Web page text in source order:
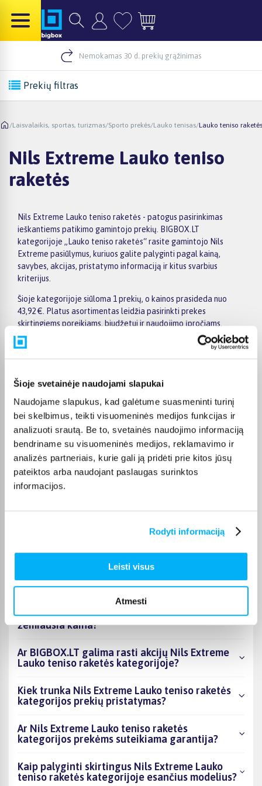
Šioje svetainėje naudojami slapukai
Naudojame slapukus, kad galėtume suasmeninti turinį
bei skelbimus, teikti visuomeninės medijos funkcijas ir
analizuoti srautą. Be to, svetainės naudojimo informaciją
bendriname su visuomeninės medijos, reklamavimo ir
analizės partneriais, kurie gali ją pridėti prie kitos jūsų
pateiktos arba naudojant paslaugas surinktos
informacijos.
Rodyti informaciją
Leisti visus
Atmesti
Nemokamas 30 d. prekių grąžinimas
Prekių filtras
/Laisvalaikis, sportas, turizmas/Sporto prekės/Lauko tenisas/Lauko teniso raketės
Nils Extreme Lauko teniso
raketės
Nils Extreme Lauko teniso raketės - patogus pasirinkimas
ieškantiems patikimo gamintojo prekių. BIGBOX.LT
kategorijoje „Lauko teniso raketės“ rasite gamintojo Nils
Extreme pasiūlymus, kuriuos galite palyginti pagal kainą,
savybes, akcijas, pristatymo informaciją ir kitus svarbius
kriterijus.
Šioje kategorijoje siūloma 1 prekių, o kainos prasideda nuo
43,92 €. Platus asortimentas leidžia pasirinkti prekes
skirtingiems poreikiams, biudžetui ir naudojimo įpročiams.
Renkantis verta įvertinti ne tik kainą, bet ir pagrindines
savybes, funkcionalumą, komplektaciją, garantijos sąlygas bei
taikomus specialius pasiūlymus.
Puslapyje esantys filtrai padeda greičiau atrasti aktualius
tarpusavyje. Atsižvelkite į jums svarbiausius kriterijus,
pristatymo informaciją ir prekės aprašymą, kad galėtumėte
priimti patogų ir apgalvotą sprendimą.
Palyginkite Nils Extreme prekes BIGBOX.LT ir išsirinkite
tinkamiausią variantą internetu.
Kokie Nils Extreme Lauko teniso raketės
kategorijoje esantys produktai šiuo metu
Kiek prekių yra Nils Extreme Lauko teniso
raketės kategorijos asortimente ir kokia
žemiausia kaina?
Ar BIGBOX.LT galima rasti akcijų Nils Extreme
Lauko teniso raketės kategorijoje?
Kiek trunka Nils Extreme Lauko teniso raketės
kategorijos prekių pristatymas?
Ar Nils Extreme Lauko teniso raketės
kategorijos prekėms suteikiama garantija?
Kaip palyginti skirtingus Nils Extreme Lauko
teniso raketės kategorijoje esančius modelius?